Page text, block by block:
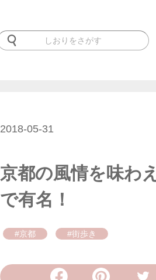
2018-05-31
京都の風情を味わ
で有名！
#京都 #街歩き